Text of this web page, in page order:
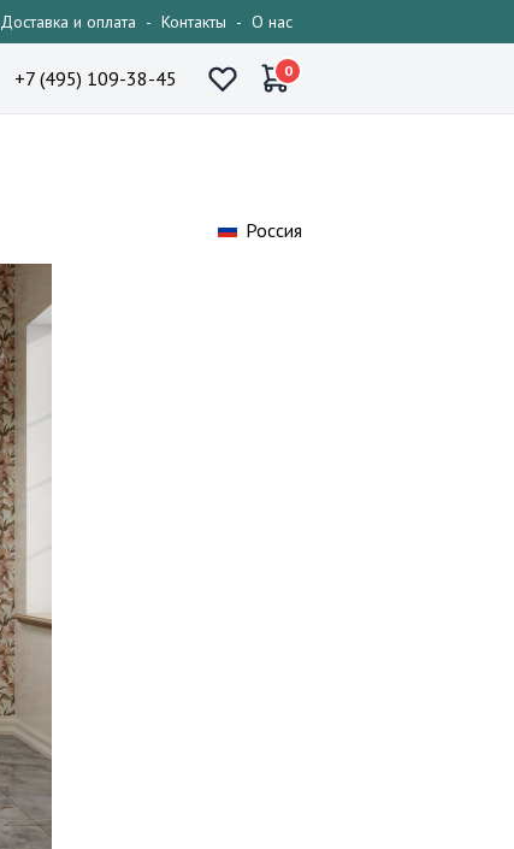
Доставка и оплата - Контакты - О нас
+7 (495) 109-38-45 0
Россия